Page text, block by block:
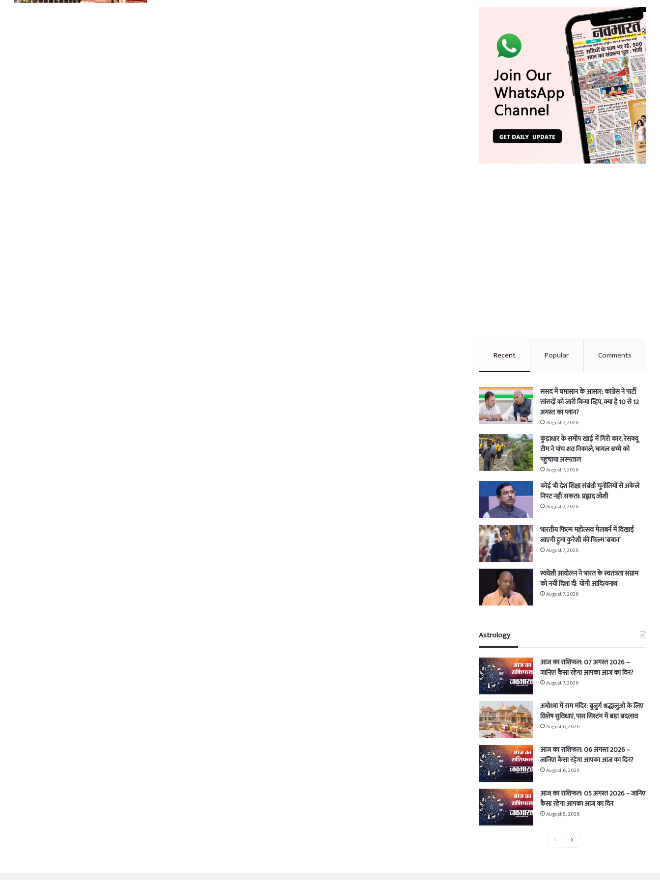
Recent Popular Comments
संसद में घमासान के आसार: कांग्रेस ने पार्टी
सांसदों को जारी किया व्हिप, क्या है 10 से 12
अगस्त का प्लान?
August 7, 2026
कुंडाधार के समीप खाई में गिरी कार, रेसक्यू
टीम ने पांच शव निकाले, घायल बच्चे को
पहुंचाया अस्पताल
August 7, 2026
कोई भी देश शिक्षा संबंधी चुनौतियों से अकेले
निपट नहीं सकता: प्रह्लाद जोशी
August 7, 2026
भारतीय फिल्म महोत्सव मेलबर्न में दिखाई
जाएगी हुमा कुरैशी की फिल्म ‘बयान’
August 7, 2026
स्वदेशी आंदोलन ने भारत के स्वतंत्रता संग्राम
को नयी दिशा दी: योगी आदित्यनाथ
August 7, 2026
Astrology
आज का राशिफल: 07 अगस्त 2026 –
जानिए! कैसा रहेगा आपका आज का दिन?
August 7, 2026
अयोध्या में राम मंदिर: बुजुर्ग श्रद्धालुओं के लिए
विशेष सुविधाएं, पास सिस्टम में बड़ा बदलाव
August 6, 2026
आज का राशिफल: 06 अगस्त 2026 –
जानिए! कैसा रहेगा आपका आज का दिन?
August 6, 2026
आज का राशिफल: 05 अगस्त 2026 – जानिए
कैसा रहेगा आपका आज का दिन
August 5, 2026
PreviousNext